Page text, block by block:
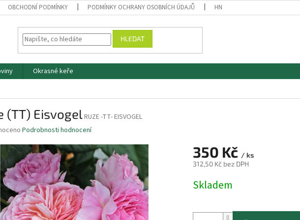
OBCHODNÍ PODMÍNKY PODMÍNKY OCHRANY OSOBNÍCH ÚDAJŮ HNOJIVO - ZÁKLADNÍ INFORMACE
HLEDAT
Okrasné keře
(TT) EisvogelRUZE -TT- EISVOGEL
Podrobnosti hodnocení
350 Kč / ks
312,50 Kč bez DPH
cena:
Skladem